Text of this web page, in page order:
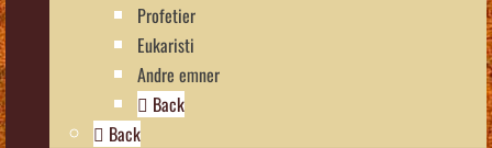
Profetier
Eukaristi
Andre emner
Back
Back